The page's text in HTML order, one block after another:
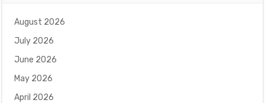
August 2026
July 2026
June 2026
May 2026
April 2026